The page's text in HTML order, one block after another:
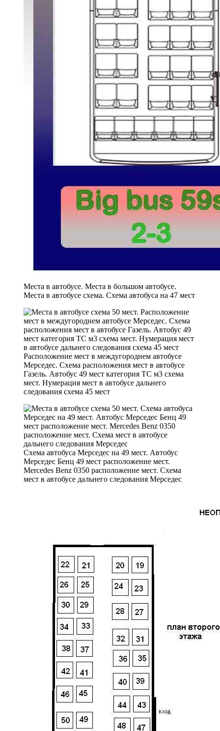
Места в автобусе. Места в большом автобусе.
Места в автобусе схема. Схема автобуса на 47 мест
Расположение мест в междугороднем автобусе
Мерседес. Схема расположения мест в автобусе
Газель. Автобус 49 мест категория ТС м3 схема
мест. Нумерация мест в автобусе дальнего
следования схема 45 мест
Схема автобуса Мерседес на 49 мест. Автобус
Мерседес Бенц 49 мест расположение мест.
Mercedes Benz 0350 расположение мест. Схема
мест в автобусе дальнего следования Мерседес